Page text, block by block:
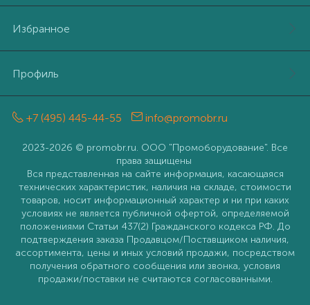
Избранное
Профиль
+7 (495) 445-44-55 info@promobr.ru
2023-2026 © promobr.ru. ООО "Промоборудование". Все
права защищены
Вся представленная на сайте информация, касающаяся
технических характеристик, наличия на складе, стоимости
товаров, носит информационный характер и ни при каких
условиях не является публичной офертой, определяемой
положениями Статьи 437(2) Гражданского кодекса РФ. До
подтверждения заказа Продавцом/Поставщиком наличия,
ассортимента, цены и иных условий продажи, посредством
получения обратного сообщения или звонка, условия
продажи/поставки не считаются согласованными.